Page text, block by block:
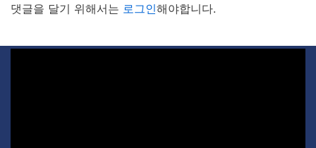
댓글을 달기 위해서는 로그인해야합니다.